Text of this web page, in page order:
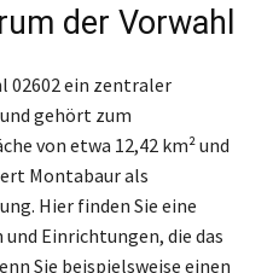
der Vorwahl
02602 ein zentraler
gehört zum
von etwa 12,42 km² und
Montabaur als
Hier finden Sie eine
Einrichtungen, die das
Sie beispielsweise einen